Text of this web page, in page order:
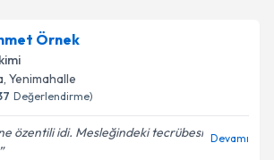
Örnek
, Yenimahalle
Değerlendirme)
özentili idi. Mesleğindeki tecrübesi Devamı